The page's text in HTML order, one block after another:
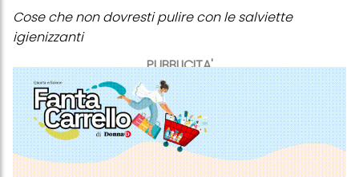
PUBBLICITA'
Cose che non dovresti pulire con le salviette
igienizzanti